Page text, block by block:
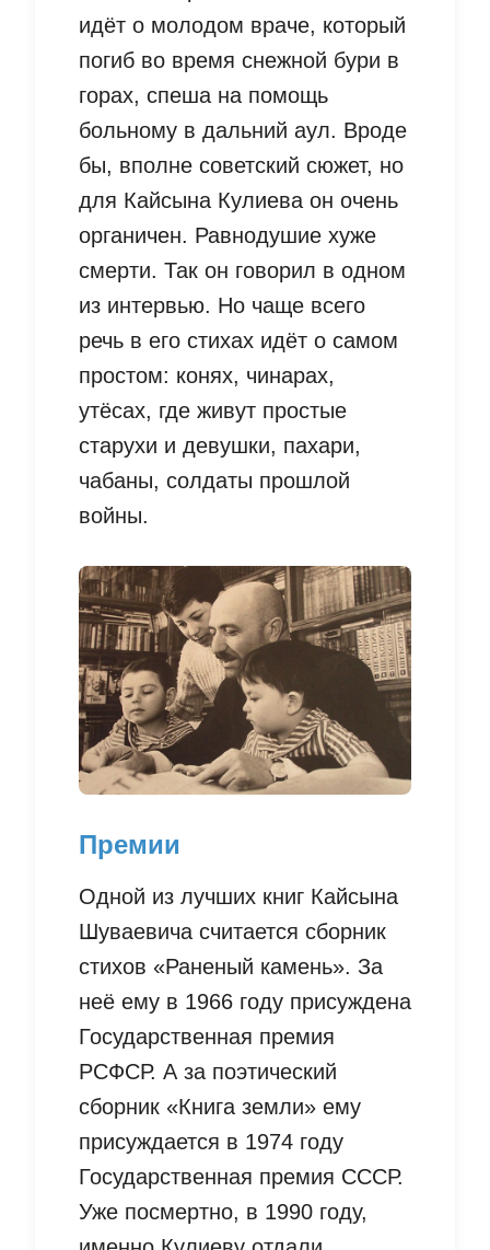
идёт о молодом враче, который
погиб во время снежной бури в
горах, спеша на помощь
больному в дальний аул. Вроде
бы, вполне советский сюжет, но
для Кайсына Кулиева он очень
органичен. Равнодушие хуже
смерти. Так он говорил в одном
из интервью. Но чаще всего
речь в его стихах идёт о самом
простом: конях, чинарах,
утёсах, где живут простые
старухи и девушки, пахари,
чабаны, солдаты прошлой
войны.
Премии
Одной из лучших книг Кайсына
Шуваевича считается сборник
стихов «Раненый камень». За
неё ему в 1966 году присуждена
Государственная премия
РСФСР. А за поэтический
сборник «Книга земли» ему
присуждается в 1974 году
Государственная премия СССР.
Уже посмертно, в 1990 году,